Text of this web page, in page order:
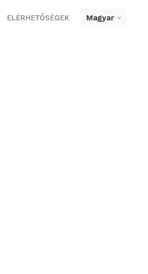
ELÉRHETŐSÉGEK Magyar